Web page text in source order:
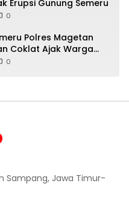
Erupsi Gunung Semeru
0
Polres Magetan
Coklat Ajak Warga
0
Sampang, Jawa Timur-